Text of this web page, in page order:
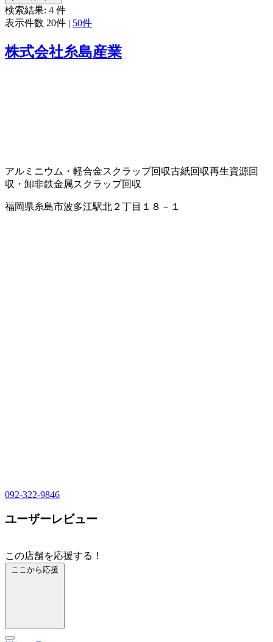
検索結果: 4 件
表示件数 20件 | 50件
株式会社糸島産業
アルミニウム・軽合金スクラップ回収古紙回収再生資源回
収・卸非鉄金属スクラップ回収
福岡県糸島市波多江駅北２丁目１８－１
092-322-9846
ユーザーレビュー
この店舗を応援する！
ここから応援